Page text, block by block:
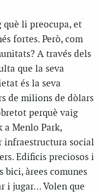
què li preocupa, et
fortes. Però, com
A través dels
que la seva
és la seva
de milions de dòlars
perquè vaig
a Menlo Park,
social
Edificis preciosos i
bici, àrees comunes
i jugar… Volen que